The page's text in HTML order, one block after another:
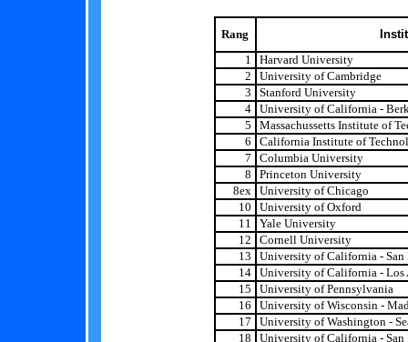
Rang
1
Harvard University
2
University of Cambridge
3
Stanford University
4
University of California -
5
Massachussetts Institute of
6
California Institute of
7
Columbia University
8
Princeton University
8ex
University of Chicago
10
University of Oxford
11
Yale University
12
Cornell University
13
University of California - San
14
University of California - Los
15
University of Pennsylvania
16
University of Wisconsin -
17
University of Washington -
18
University of California - San